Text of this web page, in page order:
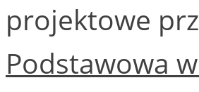
projektowe
Podstawowa